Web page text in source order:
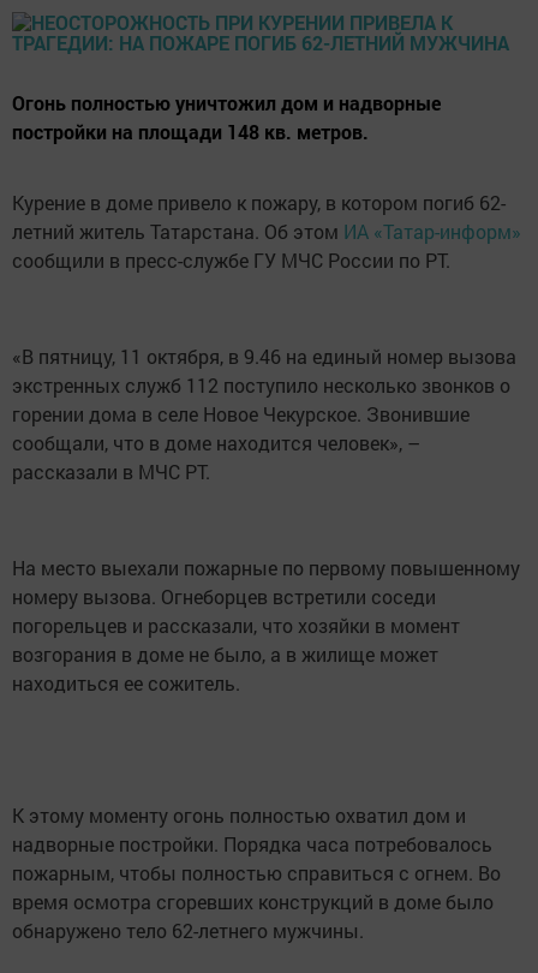
Огонь полностью уничтожил дом и надворные
постройки на площади 148 кв. метров.
Курение в доме привело к пожару, в котором погиб 62-
летний житель Татарстана. Об этом ИА «Татар-информ»
сообщили в пресс-службе ГУ МЧС России по РТ.
«В пятницу, 11 октября, в 9.46 на единый номер вызова
экстренных служб 112 поступило несколько звонков о
горении дома в селе Новое Чекурское. Звонившие
сообщали, что в доме находится человек», –
рассказали в МЧС РТ.
На место выехали пожарные по первому повышенному
номеру вызова. Огнеборцев встретили соседи
погорельцев и рассказали, что хозяйки в момент
возгорания в доме не было, а в жилище может
находиться ее сожитель.
К этому моменту огонь полностью охватил дом и
надворные постройки. Порядка часа потребовалось
пожарным, чтобы полностью справиться с огнем. Во
время осмотра сгоревших конструкций в доме было
обнаружено тело 62-летнего мужчины.